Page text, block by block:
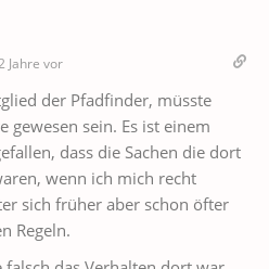
Jahre vor
der Pfadfinder, müsste
gewesen sein. Es ist einem
dass die Sachen die dort
wenn ich mich recht
sich früher aber schon öfter
Regeln.